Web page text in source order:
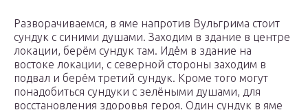
Разворачиваемся, в яме напротив Вульгрима стоит
сундук с синими душами. Заходим в здание в центре
локации, берём сундук там. Идём в здание на
востоке локации, с северной стороны заходим в
подвал и берём третий сундук. Кроме того могут
понадобиться сундуки с зелёными душами, для
восстановления здоровья героя. Один сундук в яме